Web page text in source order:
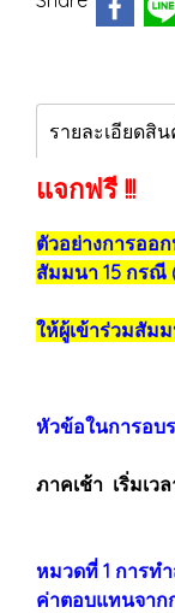
รายละเอียดสิ
แจกฟรี !!!
ตัวอย่างการออ
สัมมนา 15 กรณี
ให้ผู้เข้าร่วมสัม
หัวข้อในการอ
ภาคเช้า เริ่มเว
หมวดที่ 1 การท
ค่าตอบแทนจาก